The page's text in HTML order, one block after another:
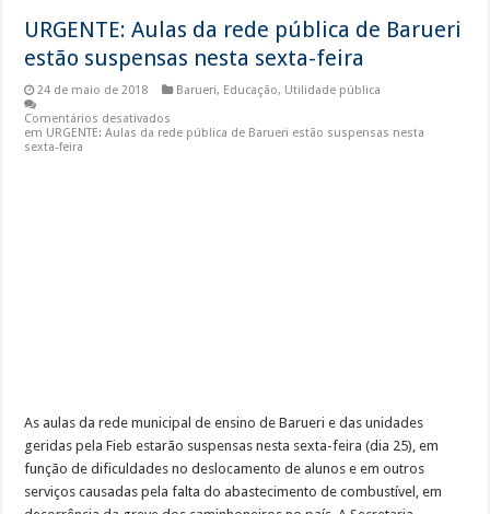
URGENTE: Aulas da rede pública de Barueri
estão suspensas nesta sexta-feira
24 de maio de 2018 Barueri, Educação, Utilidade pública
Comentários desativados
em URGENTE: Aulas da rede pública de Barueri estão suspensas nesta
sexta-feira
As aulas da rede municipal de ensino de Barueri e das unidades
geridas pela Fieb estarão suspensas nesta sexta-feira (dia 25), em
função de dificuldades no deslocamento de alunos e em outros
serviços causadas pela falta do abastecimento de combustível, em